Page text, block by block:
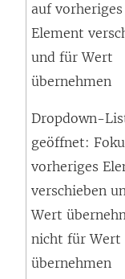
auf vorheriges
Element
und für Wert
übernehmen
Dropdown-
geöffnet:
vorheriges
verschieben
Wert
nicht für Wert
übernehmen